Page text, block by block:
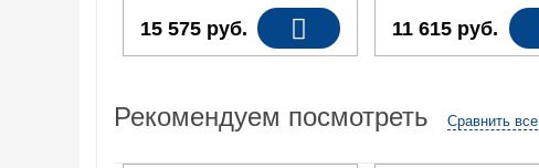
15 575 руб. 11 615 руб.
Рекомендуем посмотреть Сравнить все